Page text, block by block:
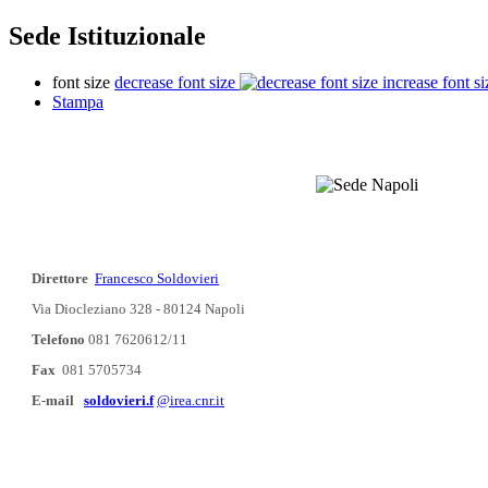
Sede Istituzionale
font size decrease font size
increase font
Stampa
Direttore Francesco Soldovieri
Via Diocleziano 328 - 80124 Napoli
Telefono 081 7620612/11
Fax 081 5705734
E-mail soldovieri.f @irea.cnr.it